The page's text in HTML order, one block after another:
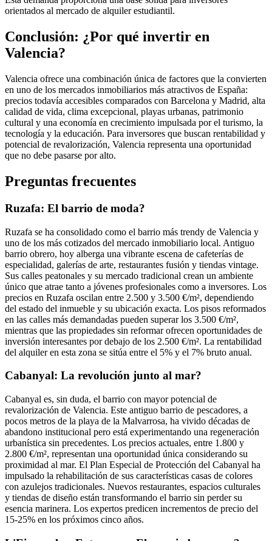
orientados al mercado de alquiler estudiantil.
Conclusión: ¿Por qué invertir en
Valencia?
Valencia ofrece una combinación única de factores que la convierten
en uno de los mercados inmobiliarios más atractivos de España:
precios todavía accesibles comparados con Barcelona y Madrid, alta
calidad de vida, clima excepcional, playas urbanas, patrimonio
cultural y una economía en crecimiento impulsada por el turismo, la
tecnología y la educación. Para inversores que buscan rentabilidad y
potencial de revalorización, Valencia representa una oportunidad
que no debe pasarse por alto.
Preguntas frecuentes
Ruzafa: El barrio de moda?
Ruzafa se ha consolidado como el barrio más trendy de Valencia y
uno de los más cotizados del mercado inmobiliario local. Antiguo
barrio obrero, hoy alberga una vibrante escena de cafeterías de
especialidad, galerías de arte, restaurantes fusión y tiendas vintage.
Sus calles peatonales y su mercado tradicional crean un ambiente
único que atrae tanto a jóvenes profesionales como a inversores. Los
precios en Ruzafa oscilan entre 2.500 y 3.500 €/m², dependiendo
del estado del inmueble y su ubicación exacta. Los pisos reformados
en las calles más demandadas pueden superar los 3.500 €/m²,
mientras que las propiedades sin reformar ofrecen oportunidades de
inversión interesantes por debajo de los 2.500 €/m². La rentabilidad
del alquiler en esta zona se sitúa entre el 5% y el 7% bruto anual.
Cabanyal: La revolución junto al mar?
Cabanyal es, sin duda, el barrio con mayor potencial de
revalorización de Valencia. Este antiguo barrio de pescadores, a
pocos metros de la playa de la Malvarrosa, ha vivido décadas de
abandono institucional pero está experimentando una regeneración
urbanística sin precedentes. Los precios actuales, entre 1.800 y
2.800 €/m², representan una oportunidad única considerando su
proximidad al mar. El Plan Especial de Protección del Cabanyal ha
impulsado la rehabilitación de sus características casas de colores
con azulejos tradicionales. Nuevos restaurantes, espacios culturales
y tiendas de diseño están transformando el barrio sin perder su
esencia marinera. Los expertos predicen incrementos de precio del
15-25% en los próximos cinco años.